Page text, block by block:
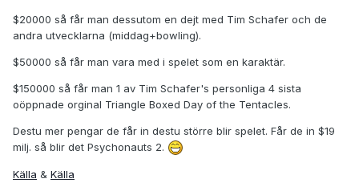
$20000 så får man dessutom en dejt med Tim Schafer och de
andra utvecklarna (middag+bowling).
$50000 så får man vara med i spelet som en karaktär.
$150000 så får man 1 av Tim Schafer's personliga 4 sista
oöppnade orginal Triangle Boxed Day of the Tentacles.
Destu mer pengar de får in destu större blir spelet. Får de in $19
milj. så blir det Psychonauts 2.
Källa & Källa